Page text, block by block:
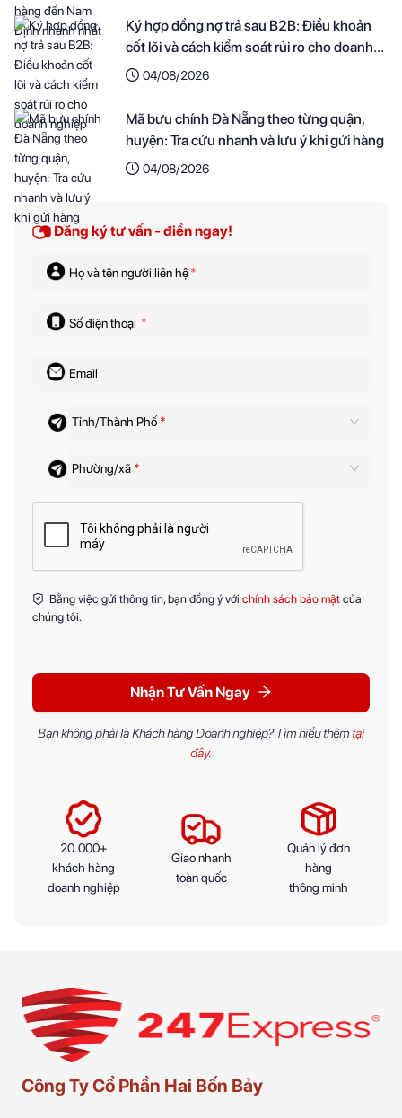
Ký hợp đồng nợ trả sau B2B: Điều khoản
cốt lõi và cách kiểm soát rủi ro cho doanh
nghiệp
04/08/2026
Mã bưu chính Đà Nẵng theo từng quận,
huyện: Tra cứu nhanh và lưu ý khi gửi hàng
04/08/2026
Đăng ký tư vấn - điền ngay!
Họ và tên người liên hệ*
Số điện thoại *
Email
Tỉnh/Thành Phố *
Phường/xã *
Bằng việc gửi thông tin, bạn đồng ý với chính sách bảo mật của
chúng tôi.
Nhận Tư Vấn Ngay
Bạn không phải là Khách hàng Doanh nghiệp? Tìm hiểu thêm tại
đây.
20.000+
khách hàng
doanh nghiệp
Giao nhanh
toàn quốc
Quản lý đơn
hàng
thông minh
Công Ty Cổ Phần Hai Bốn Bảy